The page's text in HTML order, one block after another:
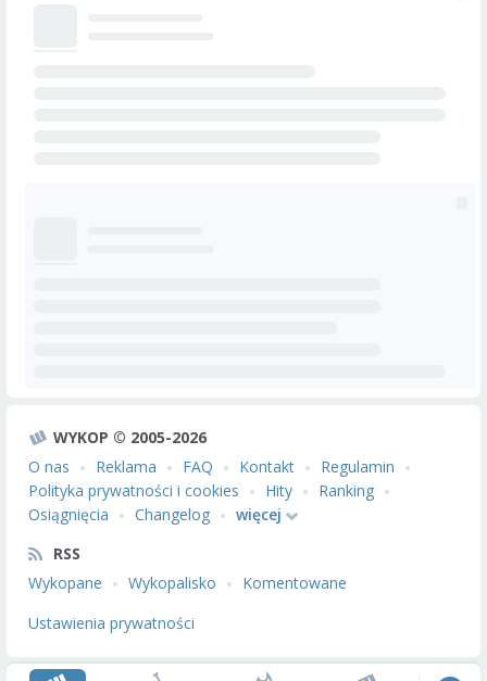
WYKOP © 2005-2026
O nas
Reklama FAQ Kontakt
Regulamin
Polityka prywatności i cookies
Hity
Ranking
Osiągnięcia
Changelog
więcej
RSS
Wykopane
Wykopalisko
Komentowane
Ustawienia prywatności